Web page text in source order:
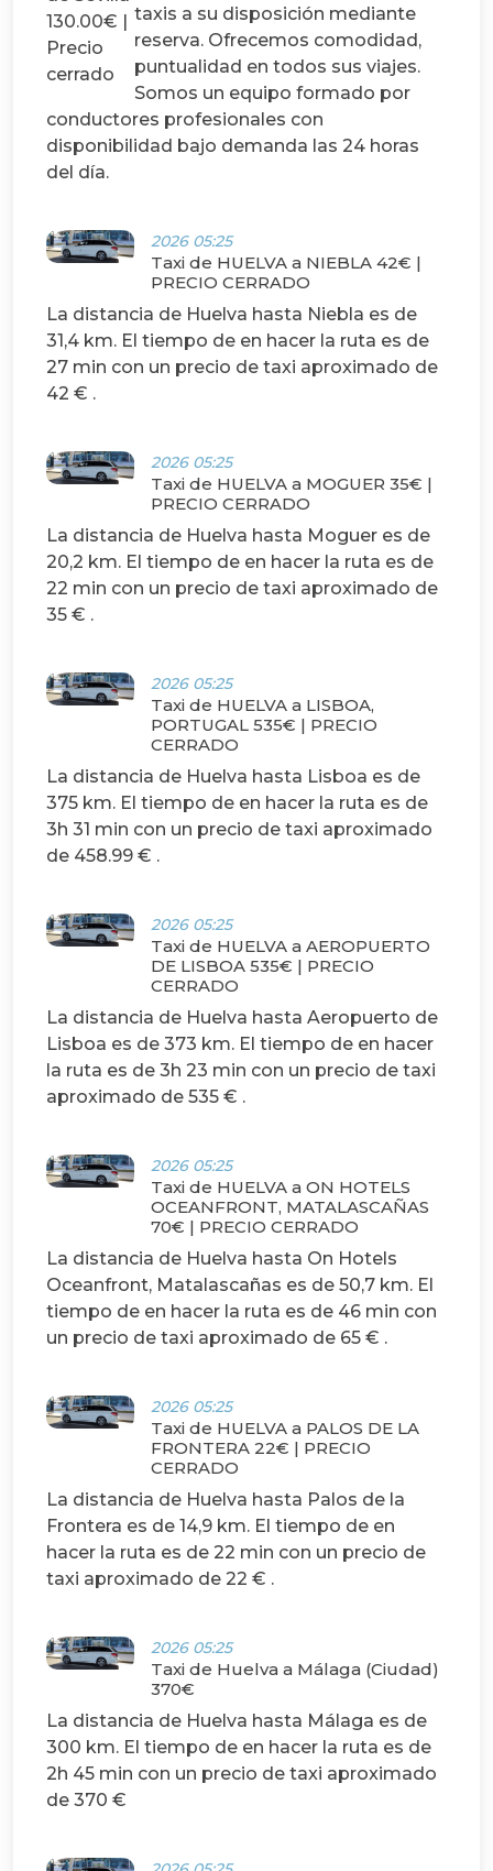
taxis a su disposición mediante
reserva. Ofrecemos comodidad,
puntualidad en todos sus viajes.
Somos un equipo formado por
conductores profesionales con
disponibilidad bajo demanda las 24 horas
del día.
2026 05:25
Taxi de HUELVA a NIEBLA 42€ |
PRECIO CERRADO
La distancia de Huelva hasta Niebla es de
31,4 km. El tiempo de en hacer la ruta es de
27 min con un precio de taxi aproximado de
42 € .
2026 05:25
Taxi de HUELVA a MOGUER 35€ |
PRECIO CERRADO
La distancia de Huelva hasta Moguer es de
20,2 km. El tiempo de en hacer la ruta es de
22 min con un precio de taxi aproximado de
35 € .
2026 05:25
Taxi de HUELVA a LISBOA,
PORTUGAL 535€ | PRECIO
CERRADO
La distancia de Huelva hasta Lisboa es de
375 km. El tiempo de en hacer la ruta es de
3h 31 min con un precio de taxi aproximado
de 458.99 € .
2026 05:25
Taxi de HUELVA a AEROPUERTO
DE LISBOA 535€ | PRECIO
CERRADO
La distancia de Huelva hasta Aeropuerto de
Lisboa es de 373 km. El tiempo de en hacer
la ruta es de 3h 23 min con un precio de taxi
aproximado de 535 € .
2026 05:25
Taxi de HUELVA a ON HOTELS
OCEANFRONT, MATALASCAÑAS
70€ | PRECIO CERRADO
La distancia de Huelva hasta On Hotels
Oceanfront, Matalascañas es de 50,7 km. El
tiempo de en hacer la ruta es de 46 min con
un precio de taxi aproximado de 65 € .
2026 05:25
Taxi de HUELVA a PALOS DE LA
FRONTERA 22€ | PRECIO
CERRADO
La distancia de Huelva hasta Palos de la
Frontera es de 14,9 km. El tiempo de en
hacer la ruta es de 22 min con un precio de
taxi aproximado de 22 € .
2026 05:25
Taxi de Huelva a Málaga (Ciudad)
370€
La distancia de Huelva hasta Málaga es de
300 km. El tiempo de en hacer la ruta es de
2h 45 min con un precio de taxi aproximado
de 370 €